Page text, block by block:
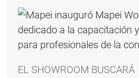
EL SHOWROOM BUSCARÁ